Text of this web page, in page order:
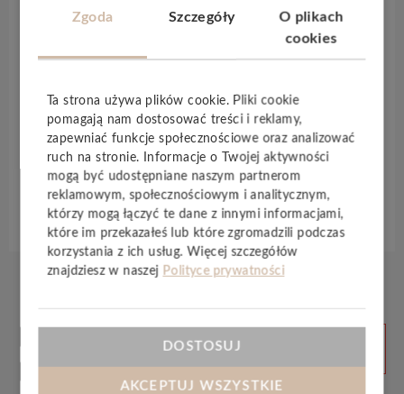
Specyfikacja techniczna
a takżelekko lepką powierzchnię ułatwiającą
LVT Click
rigid Click
. Dodatkowe zalety podkładu
to:polepszona izolacja akustyczna,szybka i
łatwa instalacjaorazwygładzanie drobnych
nierówności podłoża.
Produkty
powiązane
Zgoda Szczegóły
O plikach
cookies
Ta strona używa plików cookie. Pliki cookie
pomagają nam dostosować treści i reklamy,
zapewniać funkcje społecznościowe oraz analizować
ruch na stronie. Informacje o Twojej aktywności
mogą być udostępniane naszym partnerom
reklamowym, społecznościowym i analitycznym,
którzy mogą łączyć te dane z innymi informacjami,
które im przekazałeś lub które zgromadzili podczas
korzystania z ich usług. Więcej szczegółów
znajdziesz w naszej Polityce prywatności
DOSTOSUJ
AKCEPTUJ WSZYSTKIE